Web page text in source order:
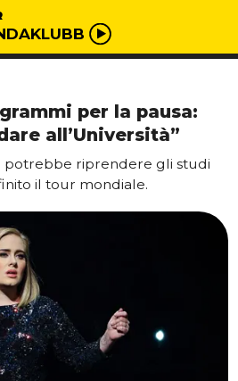
per la pausa:
all’Università”
potrebbe riprendere gli studi
il tour mondiale.